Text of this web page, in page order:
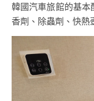
韓國汽車旅館的基
香劑、除蟲劑、快熱